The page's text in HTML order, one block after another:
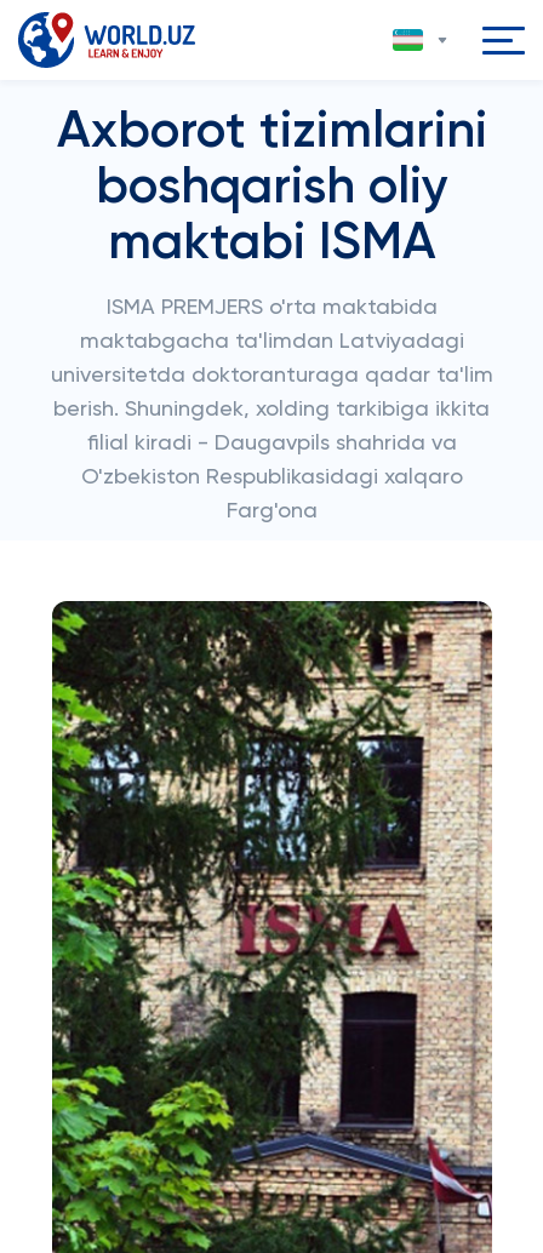
Axborot tizimlarini
boshqarish oliy
maktabi ISMA
ISMA PREMJERS o'rta maktabida
maktabgacha ta'limdan Latviyadagi
universitetda doktoranturaga qadar ta'lim
berish. Shuningdek, xolding tarkibiga ikkita
filial kiradi - Daugavpils shahrida va
O'zbekiston Respublikasidagi xalqaro
Farg'ona